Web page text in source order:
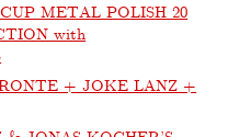
METAL POLISH 20
with
+ JOKE LANZ +